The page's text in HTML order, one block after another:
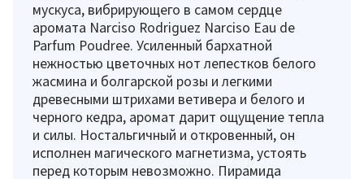
мускуса, вибрирующего в самом сердце
аромата Narciso Rodriguez Narciso Eau de
Parfum Poudree. Усиленный бархатной
нежностью цветочных нот лепестков белого
жасмина и болгарской розы и легкими
древесными штрихами ветивера и белого и
черного кедра, аромат дарит ощущение тепла
и силы. Ностальгичный и откровенный, он
исполнен магического магнетизма, устоять
перед которым невозможно. Пирамида